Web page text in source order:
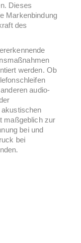
Dieses
Markenbindung
des
werden. Ob
audio-
maßgeblich zur
bei und
bei